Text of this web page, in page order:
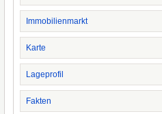
Immobilienmarkt
Karte
Lageprofil
Fakten